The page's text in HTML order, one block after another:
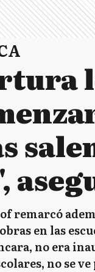
remarcó
en las
no era
no se